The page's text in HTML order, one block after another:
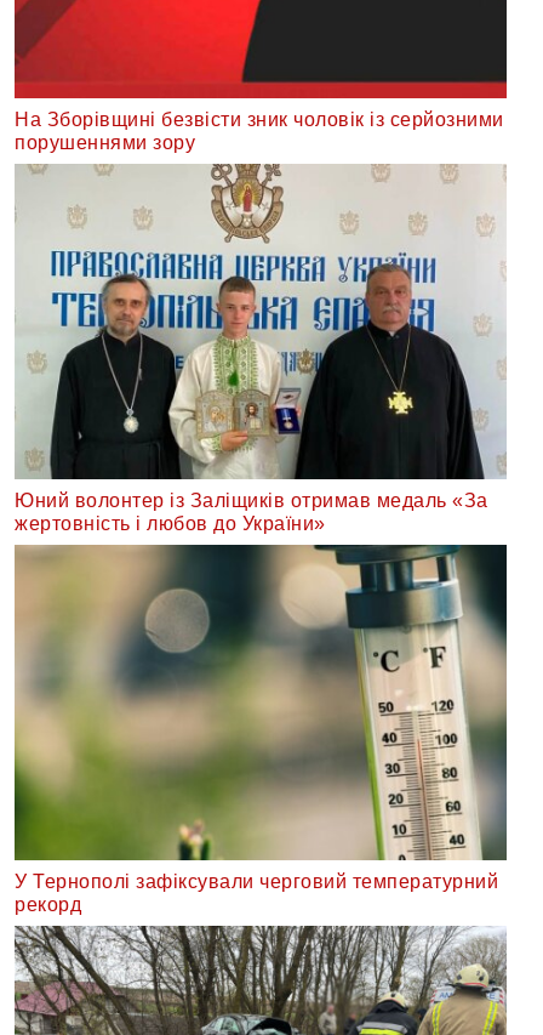
На Зборівщині безвісти зник чоловік із серйозними
порушеннями зору
Юний волонтер із Заліщиків отримав медаль «За
жертовність і любов до України»
У Тернополі зафіксували черговий температурний
рекорд